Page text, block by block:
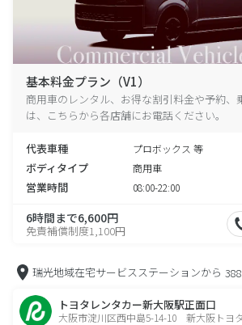
基本料金プラン（V1）
商用車のレンタル、お得な割引料金や予約、
は、こちらから各店舗にお電話ください。
代表車種 プロボックス 等
ボディタイプ 商用車
営業時間 08:00-22:00
6時間まで6,600円
免責補償制度1,100円
瑞光地域在宅サービスステーションから
トヨタレンタカー新大阪駅正面口
大阪市淀川区西中島5-14-10 新大阪トヨ